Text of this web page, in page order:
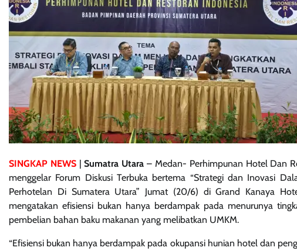
SINGKAP NEWS|Sumatra Utara – Medan- Perhimpunan Hotel Dan
menggelar Forum Diskusi Terbuka bertema “Strategi dan Inovasi
Perhotelan Di Sumatera Utara” Jumat (20/6) di Grand Kanaya
mengatakan efisiensi bukan hanya berdampak pada menurunya
pembelian bahan baku makanan yang melibatkan UMKM.
“Efisiensi bukan hanya berdampak pada okupansi hunian hotel dan